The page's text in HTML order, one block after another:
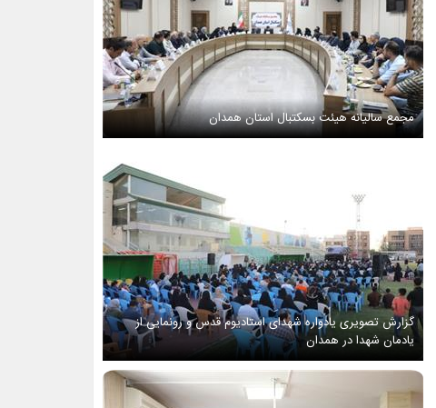
مجمع سالیانه هیئت بسکتبال استان همدان
گزارش تصویری یادواره شهدای استادیوم قدس و رونمایی از
یادمان شهدا در همدان